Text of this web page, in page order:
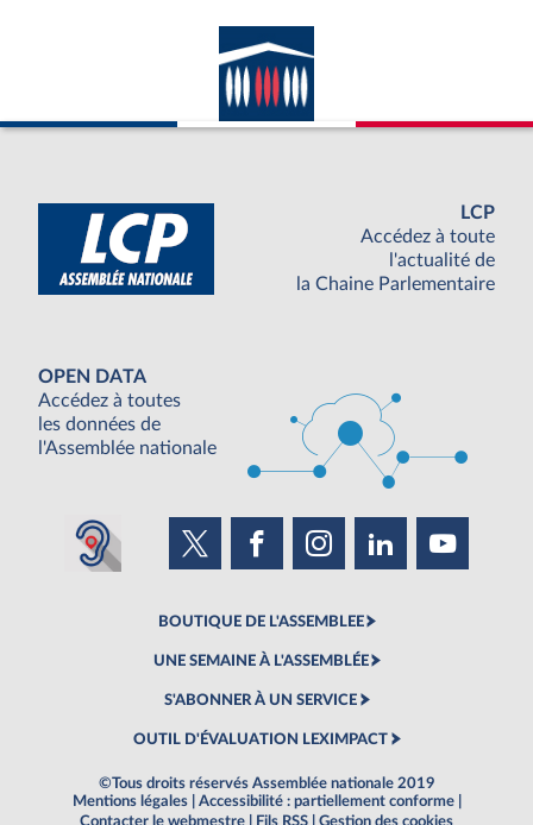
LCP
Accédez à toute
l'actualité de
la Chaine Parlementaire
OPEN DATA
Accédez à toutes
les données de
l'Assemblée nationale
BOUTIQUE DE L'ASSEMBLEE
UNE SEMAINE À L'ASSEMBLÉE
S'ABONNER À UN SERVICE
OUTIL D'ÉVALUATION LEXIMPACT
©Tous droits réservés Assemblée nationale 2019
Mentions légales
Accessibilité : partiellement conforme
Contacter le webmestre
Fils RSS Gestion des cookies